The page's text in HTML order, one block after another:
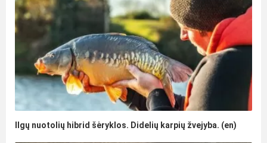
Ilgų nuotolių hibrid šėryklos. Didelių karpių žvejyba. (en)